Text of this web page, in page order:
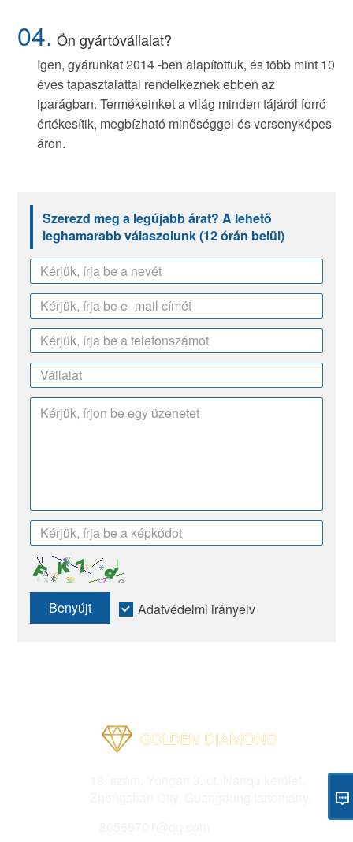
Szerezd meg a legújabb árat? A lehető
leghamarabb válaszolunk (12 órán belül)
Benyújt Adatvédelmi irányelv
04. Ön gyártóvállalat?
Igen, gyárunkat 2014 -ben alapítottuk, és több mint 10
éves tapasztalattal rendelkeznek ebben az
iparágban. Termékeinket a világ minden tájáról forró
értékesítik, megbízható minőséggel és versenyképes
áron.